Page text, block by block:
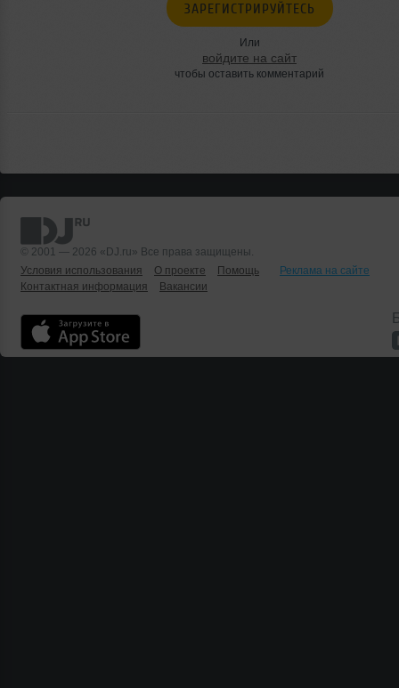
ЗАРЕГИСТРИРУЙТЕСЬ
Или
войдите на сайт
чтобы оставить комментарий
© 2001 — 2026 «DJ.ru» Все права защищены.
Условия использования
О проекте Помощь
Реклама на сайте
Контактная информация
Вакансии